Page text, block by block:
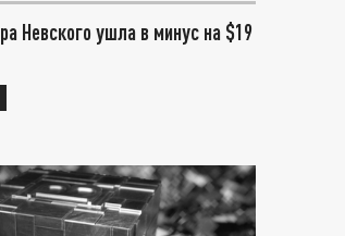
Невского ушла в минус на $19